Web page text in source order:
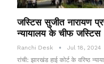
जस्टिस सुजीत नारायण
न्यायालय के चीफ जस्टिस
Ranchi Desk Jul 18, 2024
रांची: झारखंड हाई कोर्ट के वरिष्ठ